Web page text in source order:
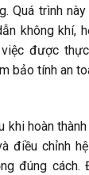
Quá trình
không khí,
được
bảo tính an
khi hoàn
điều chỉnh
đúng cách.